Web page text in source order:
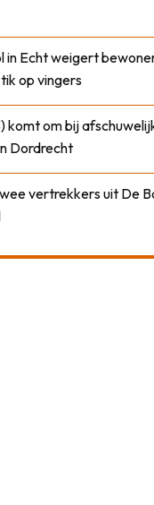
in Echt weigert
op vingers
komt om bij
Dordrecht
vertrekkers uit De